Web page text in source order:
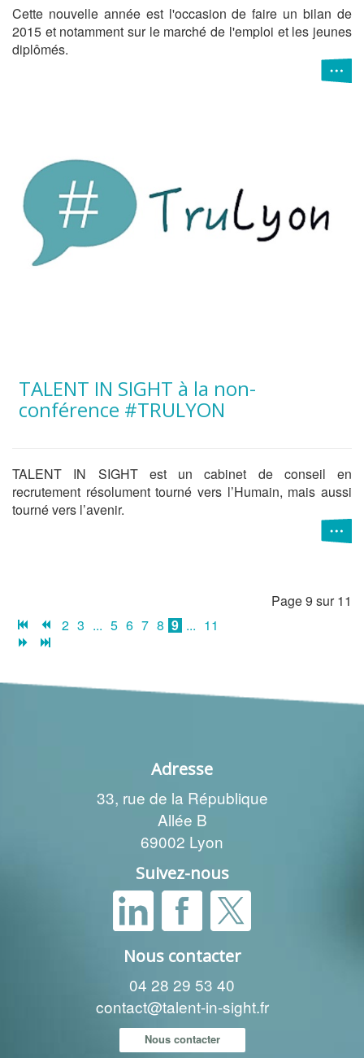
Cette nouvelle année est l'occasion de faire un bilan de
2015 et notamment sur le marché de l'emploi et les jeunes
diplômés.
TALENT IN SIGHT à la non-
conférence #TRULYON
TALENT IN SIGHT est un cabinet de conseil en
recrutement résolument tourné vers l’Humain, mais aussi
tourné vers l’avenir.
Page 9 sur 11
2 3 ... 5 6 7 8 9 ... 11
Adresse
33, rue de la République
Allée B
69002 Lyon
Suivez-nous
Nous contacter
04 28 29 53 40
contact@talent-in-sight.fr
Nous contacter